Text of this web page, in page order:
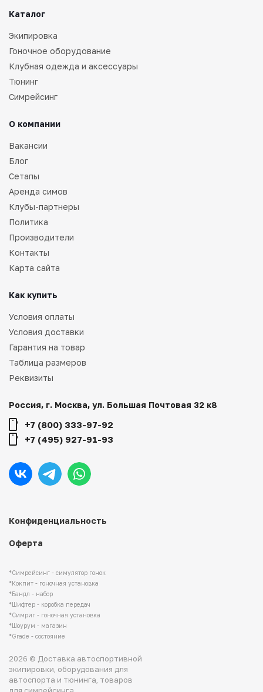
*Симрейсинг - симулятор гонок
*Кокпит - гоночная установка
*Бандл - набор
*Шифтер - коробка передач
*Симриг - гоночная установка
*Шоурум - магазин
*Grade - состояние
2026 © Доставка автоспортивной
экипировки, оборудования для
автоспорта и тюнинга, товаров
Конфиденциальность
Оферта
Каталог
Экипировка
Гоночное оборудование
Клубная одежда и аксессуары
Тюнинг
Симрейсинг
О компании
Вакансии
Блог
Сетапы
Аренда симов
Клубы-партнеры
Политика
Производители
Контакты
Карта сайта
Как купить
Условия оплаты
Условия доставки
Гарантия на товар
Таблица размеров
Реквизиты
Россия, г. Москва, ул. Большая Почтовая 32 к8
+7 (800) 333-97-92
+7 (495) 927-91-93